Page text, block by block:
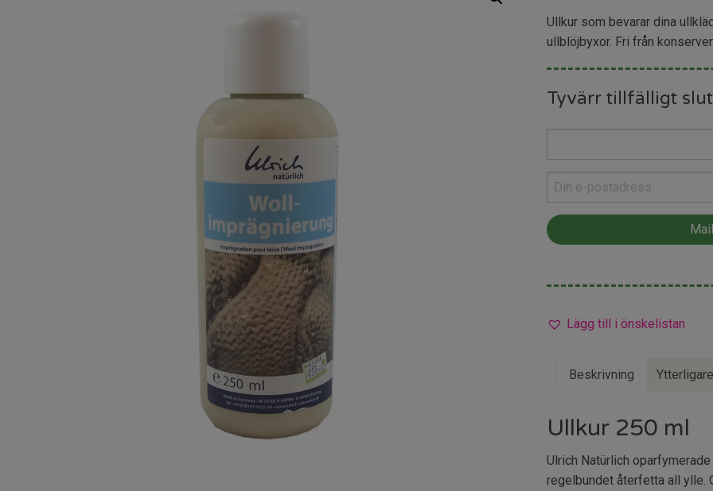
Ullkur som bevarar dina
ullblöjbyxor. Fri från
Tyvärr tillfälligt
Lägg till i önskelistan
Beskrivning
Ullkur 250 ml
Ulrich Natürlich
regelbundet återfetta all ylle.